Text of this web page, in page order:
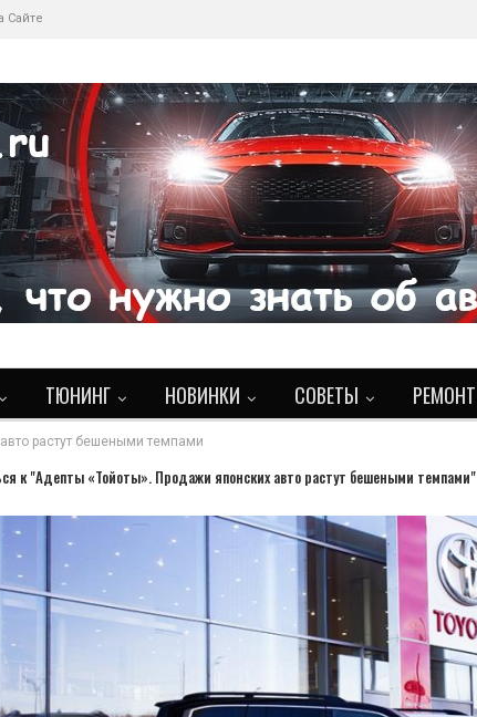
Сайте
ТЮНИНГ НОВИНКИ СОВЕТЫ РЕМОНТ
растут бешеными темпами
к "Адепты «Тойоты». Продажи японских авто растут бешеными темпами"